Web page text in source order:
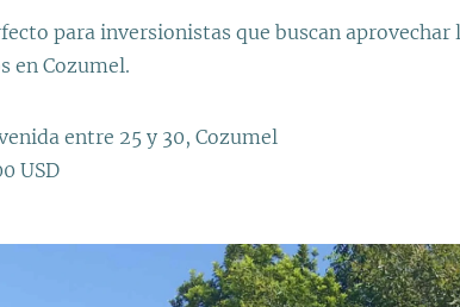
para inversionistas que buscan aprovechar
en Cozumel.
entre 25 y 30, Cozumel
USD